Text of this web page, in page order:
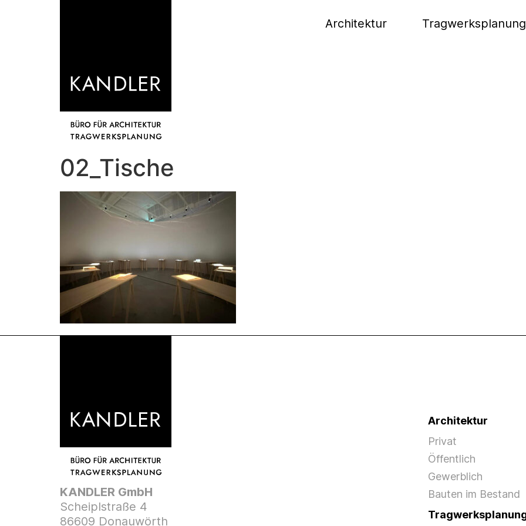
Architektur Tragwerksplanung
02_Tische
KANDLER GmbH
Scheiplstraße 4
86609 Donauwörth
Architektur
Privat
Öffentlich
Gewerblich
Bauten im Bestand